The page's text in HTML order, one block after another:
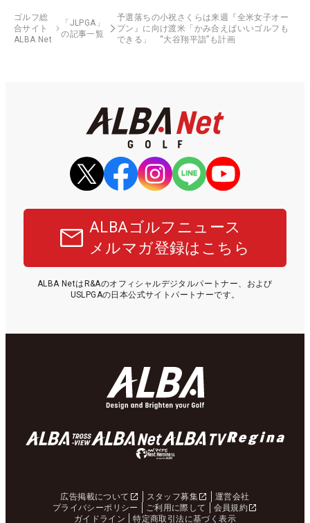
ゴルフ総
合サイト
ALBA Net
「JLPGA」
の記事一覧
予選落ちの小祝さくらは来週『全米女子オー
プン』に向け渡米「かみ合えばいいゴルフも
できる」 “大谷翔平詣”も計画
ALBAゴルフニュース
メルマガ登録はこちら
ALBA NetはR&Aのオフィシャルデジタルパートナー、および
USLPGAの日本公式サイトパートナーです。
広告掲載について スタッフ募集
運営会社
プライバシーポリシー
ご利用に際して
会員規約
ガイドライン
特定商取引法に基づく表示